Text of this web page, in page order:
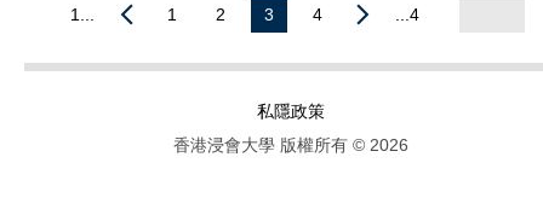
1... 1 2 3 4 ...4
私隱政策
香港浸會大學 版權所有 © 2026